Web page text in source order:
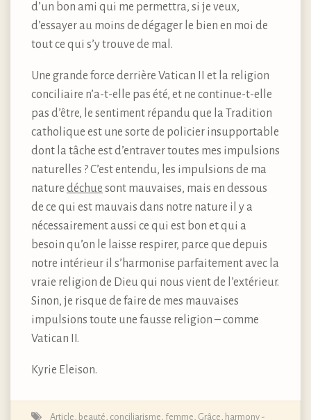
d’un bon ami qui me permettra, si je veux,
d’essayer au moins de dégager le bien en moi de
tout ce qui s’y trouve de mal.
Une grande force derrière Vatican II et la religion
conciliaire n’a-t-elle pas été, et ne continue-t-elle
pas d’être, le sentiment répandu que la Tradition
catholique est une sorte de policier insupportable
dont la tâche est d’entraver toutes mes impulsions
naturelles ? C’est entendu, les impulsions de ma
nature déchue sont mauvaises, mais en dessous
de ce qui est mauvais dans notre nature il y a
nécessairement aussi ce qui est bon et qui a
besoin qu’on le laisse respirer, parce que depuis
notre intérieur il s’harmonise parfaitement avec la
vraie religion de Dieu qui nous vient de l’extérieur.
Sinon, je risque de faire de mes mauvaises
impulsions toute une fausse religion – comme
Vatican II.
Kyrie Eleison.
Article, beauté, conciliarisme, femme, Grâce, harmony -